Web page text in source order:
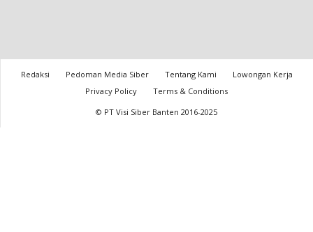
Redaksi Pedoman Media Siber Tentang Kami
Lowongan Kerja
Privacy Policy
Terms & Conditions
© PT Visi Siber Banten 2016-2025